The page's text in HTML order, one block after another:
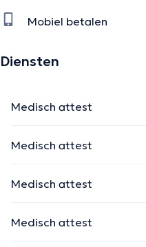
Mobiel betalen
Diensten
Medisch attest
Medisch attest
Medisch attest
Medisch attest